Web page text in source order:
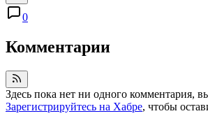
0
Комментарии
Здесь пока нет ни одного комментария,
Зарегистрируйтесь на Хабре, чтобы